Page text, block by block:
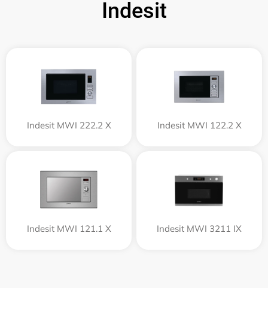
Indesit
Indesit MWI 222.2 X Indesit MWI 122.2 X
Indesit MWI 121.1 X Indesit MWI 3211 IX